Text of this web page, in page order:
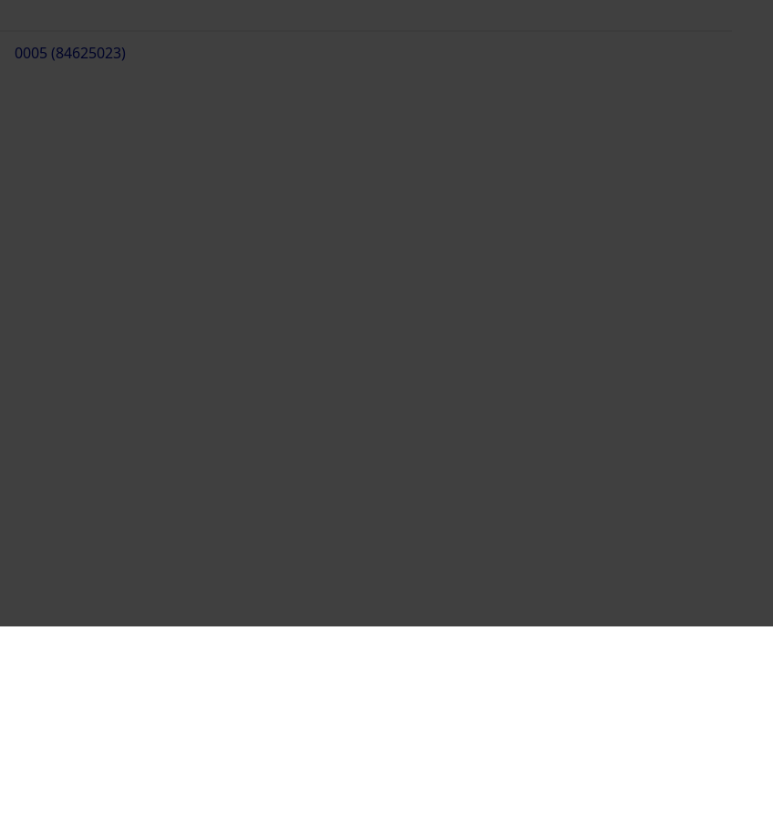
0005 (84625023)